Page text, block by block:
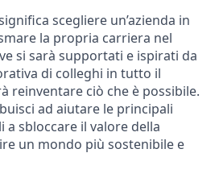
scegliere un’azienda in
la propria carriera nel
si sarà supportati e ispirati da
di colleghi in tutto il
reinventare ciò che è possibile.
ad aiutare le principali
a sbloccare il valore della
un mondo più sostenibile e